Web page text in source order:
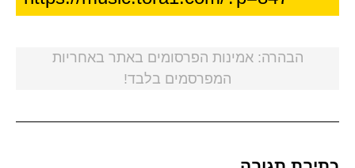
הבהרה: אמינות הפרסומים באתר באחריות
המפרסמים בלבד!